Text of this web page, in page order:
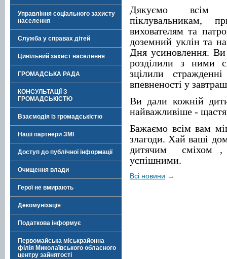
Управління соціального захисту
населення
Служба у справах дітей
Цивільний захист населення
ГРОМАДСЬКА РАДА
КОНСУЛЬТАЦІЇ З
ГРОМАДСЬКІСТЮ
Взаємодія із громадськістю
Наші партнери ЗМІ
Доступ до публічної інформації
Очищення влади
Герої не вмирають
Декомунізація
Податкова інформує
Первомайська міськрайонна
філія Миколаївського обласного
центру зайнятості
Дякуємо всім
піклувальникам,
вихователям та
доземний уклін та
Дня усиновлення. Ви
розділили з ними
зцілили
впевненості у
Ви дали кожній
найважливіше -
Бажаємо всім вам
злагоди. Хай ваші
дитячим сміхом ,
успішними.
Всі новини →